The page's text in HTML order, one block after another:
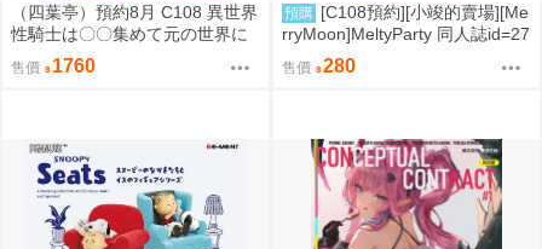
（四葉亭）預約8月 C108 異世界
性騎士は〇〇集めて元の世界に
帰りたい 特典：B2掛軸 菊池政
治
售價 1760
預購 [C108預約][小竣的賣場][Me
rryMoon]MeltyParty 同人誌id=27
33703
售價 280